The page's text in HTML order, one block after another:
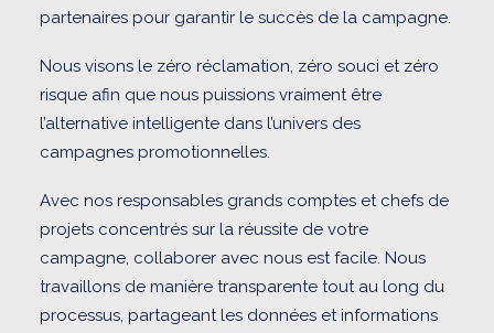
partenaires pour garantir le succès de la campagne.
Nous visons le zéro réclamation, zéro souci et zéro
risque afin que nous puissions vraiment être
l’alternative intelligente dans l’univers des
campagnes promotionnelles.
Avec nos responsables grands comptes et chefs de
projets concentrés sur la réussite de votre
campagne, collaborer avec nous est facile. Nous
travaillons de manière transparente tout au long du
processus, partageant les données et informations